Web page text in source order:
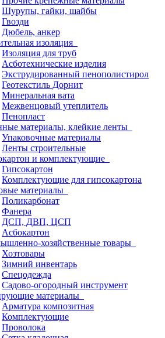
Шурупы, гайки, шайбы
Гвозди
Дюбель, анкер
изоляция
Изоляция для труб
Асботехнические изделия
Экструдированный пенополистирол
Геотекстиль Дорнит
Минеральная вата
Межвенцовый утеплитель
Пенопласт
материалы, клейкие ленты
Упаковочные материалы
Ленты строительные
и комплектующие
Гипсокартон
Комплектующие для гипсокартона
материалы
Поликарбонат
Фанера
ДСП, ДВП, ЦСП
Асбокартон
хозяйственные товары
Хозтовары
Зимний инвентарь
Спецодежда
Садово-огородный инструмент
материалы
Арматура композитная
Комплектующие
Проволока